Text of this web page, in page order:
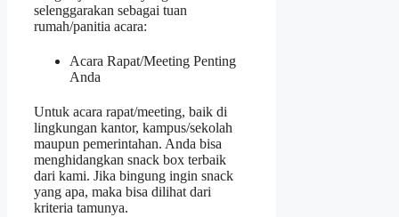
selenggarakan sebagai tuan
rumah/panitia acara:
Acara Rapat/Meeting Penting
Anda
Untuk acara rapat/meeting, baik di
lingkungan kantor, kampus/sekolah
maupun pemerintahan. Anda bisa
menghidangkan snack box terbaik
dari kami. Jika bingung ingin snack
yang apa, maka bisa dilihat dari
kriteria tamunya.